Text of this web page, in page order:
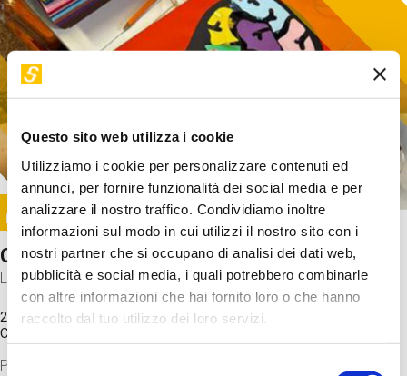
Questo sito web utilizza i cookie
Utilizziamo i cookie per personalizzare contenuti ed
annunci, per fornire funzionalità dei social media e per
analizzare il nostro traffico. Condividiamo inoltre
informazioni sul modo in cui utilizzi il nostro sito con i
nostri partner che si occupano di analisi dei dati web,
pubblicità e social media, i quali potrebbero combinarle
con altre informazioni che hai fornito loro o che hanno
raccolto dal tuo utilizzo dei loro servizi.
Selezione
Image
SUNDAY@STEP
Come funziona il cervello?
Laboratorio
20 Set 2026 / 11:15 - 13:00
Costo
Proveremo a costruire un cervello in cartoncino cercando di